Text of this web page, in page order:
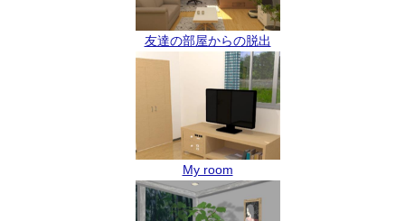
友達の部屋からの脱出
My room